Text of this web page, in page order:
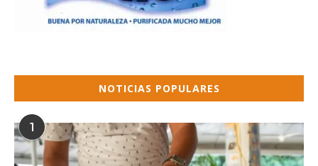
NOTICIAS POPULARES
1